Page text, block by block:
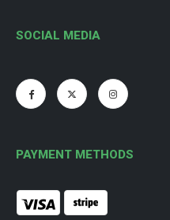
SOCIAL MEDIA
PAYMENT METHODS